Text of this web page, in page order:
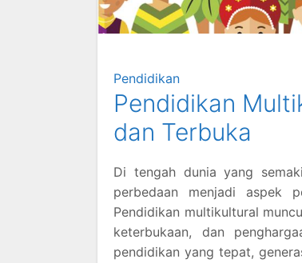
Pendidikan
Pendidikan
dan Terbuka
Di tengah dunia yang
perbedaan menjadi aspek
Pendidikan multikultural
keterbukaan, dan
pendidikan yang tepat,